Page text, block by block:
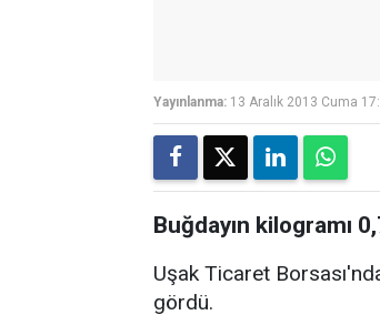
Yayınlanma: 13 Aralık 2013 Cuma
Buğdayın kilogramı
Uşak Ticaret
gördü.